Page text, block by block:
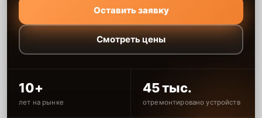
Оставить заявку
Смотреть цены
10+
лет на рынке
45 тыс.
отремонтировано устройств